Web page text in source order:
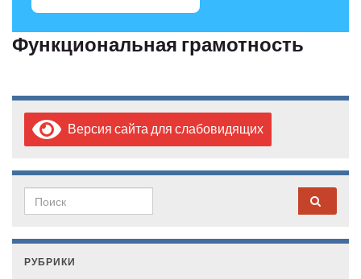
Функциональная грамотность
Версия сайта для слабовидящих
Search for:
РУБРИКИ